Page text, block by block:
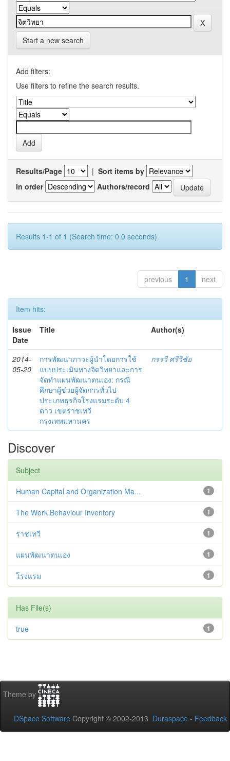
Start a new search
Add filters:
Use filters to refine the search results.
Results/Page | Sort items by
In order
Authors/record
Results 1-1 of 1 (Search time: 0.0 seconds).
previous 1 next
Item hits:
Issue
Date
Title Author(s)
2014-
05-20
การพัฒนาภาวะผู้นำโดยการใช้
แบบประเมินทางจิตวิทยาและการ
จัดทำแผนพัฒนาตนเอง: กรณี
ศึกษาผู้ช่วยผู้จัดการทั่วไป
ประเภทธุรกิจโรงแรมระดับ 4
ดาว เขตราชเทวี
กรุงเทพมหานคร
กรรวี ศรีวิชัย
Discover
Subject
1
Human Capital and Organization Ma...
1
The Work Behaviour Inventory
1
ราชเทวี
1
แผนพัฒนาตนเอง
1
โรงแรม
Has File(s)
1
true
Theme by
DSpace Software Copyright © 2002-2013 Duraspace - Feedback